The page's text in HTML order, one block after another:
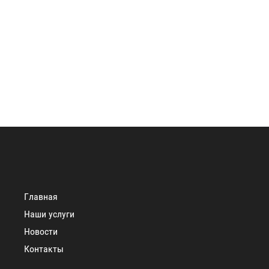
Главная
Наши услуги
Новости
Контакты